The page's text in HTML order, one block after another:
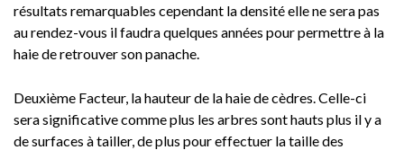
résultats remarquables cependant la densité elle ne sera pas
au rendez-vous il faudra quelques années pour permettre à la
haie de retrouver son panache.
Deuxième Facteur, la hauteur de la haie de cèdres. Celle-ci
sera significative comme plus les arbres sont hauts plus il y a
de surfaces à tailler, de plus pour effectuer la taille des